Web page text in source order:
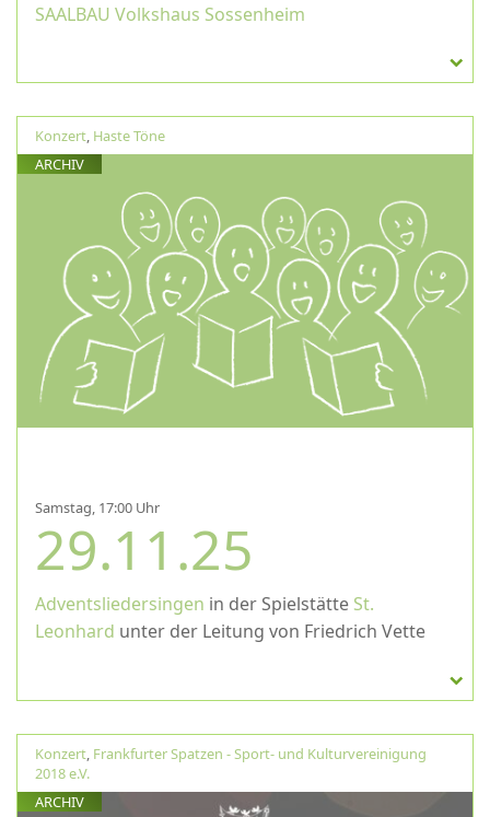
SAALBAU Volkshaus Sossenheim
Konzert, Haste Töne
ARCHIV
Samstag, 17:00 Uhr
29.11.25
Adventsliedersingen in der Spielstätte St.
Leonhard unter der Leitung von Friedrich Vette
Konzert Frankfurter Spatzen - Sport- und Kulturvereinigung
2018 e.V.
ARCHIV